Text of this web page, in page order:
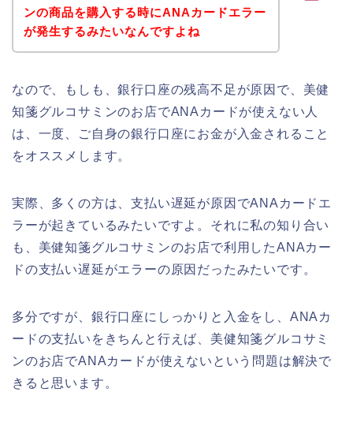
ンの商品を購入する時にANAカードエラー
が発生するみたいなんですよね
なので、もしも、銀行口座の残高不足が原因で、美健
知箋グルコサミンのお店でANAカードが使えない人
は、一度、ご自身の銀行口座にお金が入金されること
をオススメします。
実際、多くの方は、支払い遅延が原因でANAカードエ
ラーが起きているみたいですよ。それに私の知り合い
も、美健知箋グルコサミンのお店で利用したANAカー
ドの支払い遅延がエラーの原因だったみたいです。
多分ですが、銀行口座にしっかりと入金をし、ANAカ
ードの支払いをきちんと行えば、美健知箋グルコサミ
ンのお店でANAカードが使えないという問題は解決で
きると思います。